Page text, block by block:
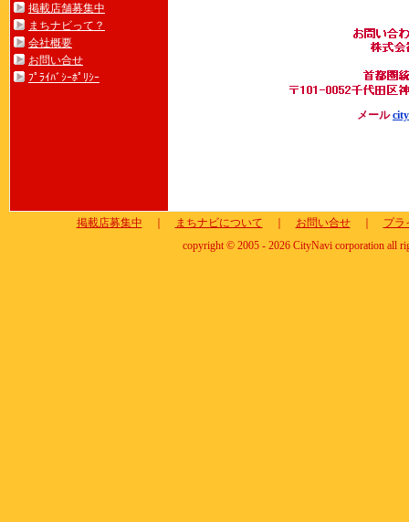
掲載店舗募集中
まちナビって？
会社概要
お問い合せ
ﾌﾟﾗｲﾊﾞｼｰﾎﾟﾘｼｰ
メール
掲載店募集中 まちナビについて お問い合せ｜
プラ
copyright © 2005 - 2026 CityNavi corporation all